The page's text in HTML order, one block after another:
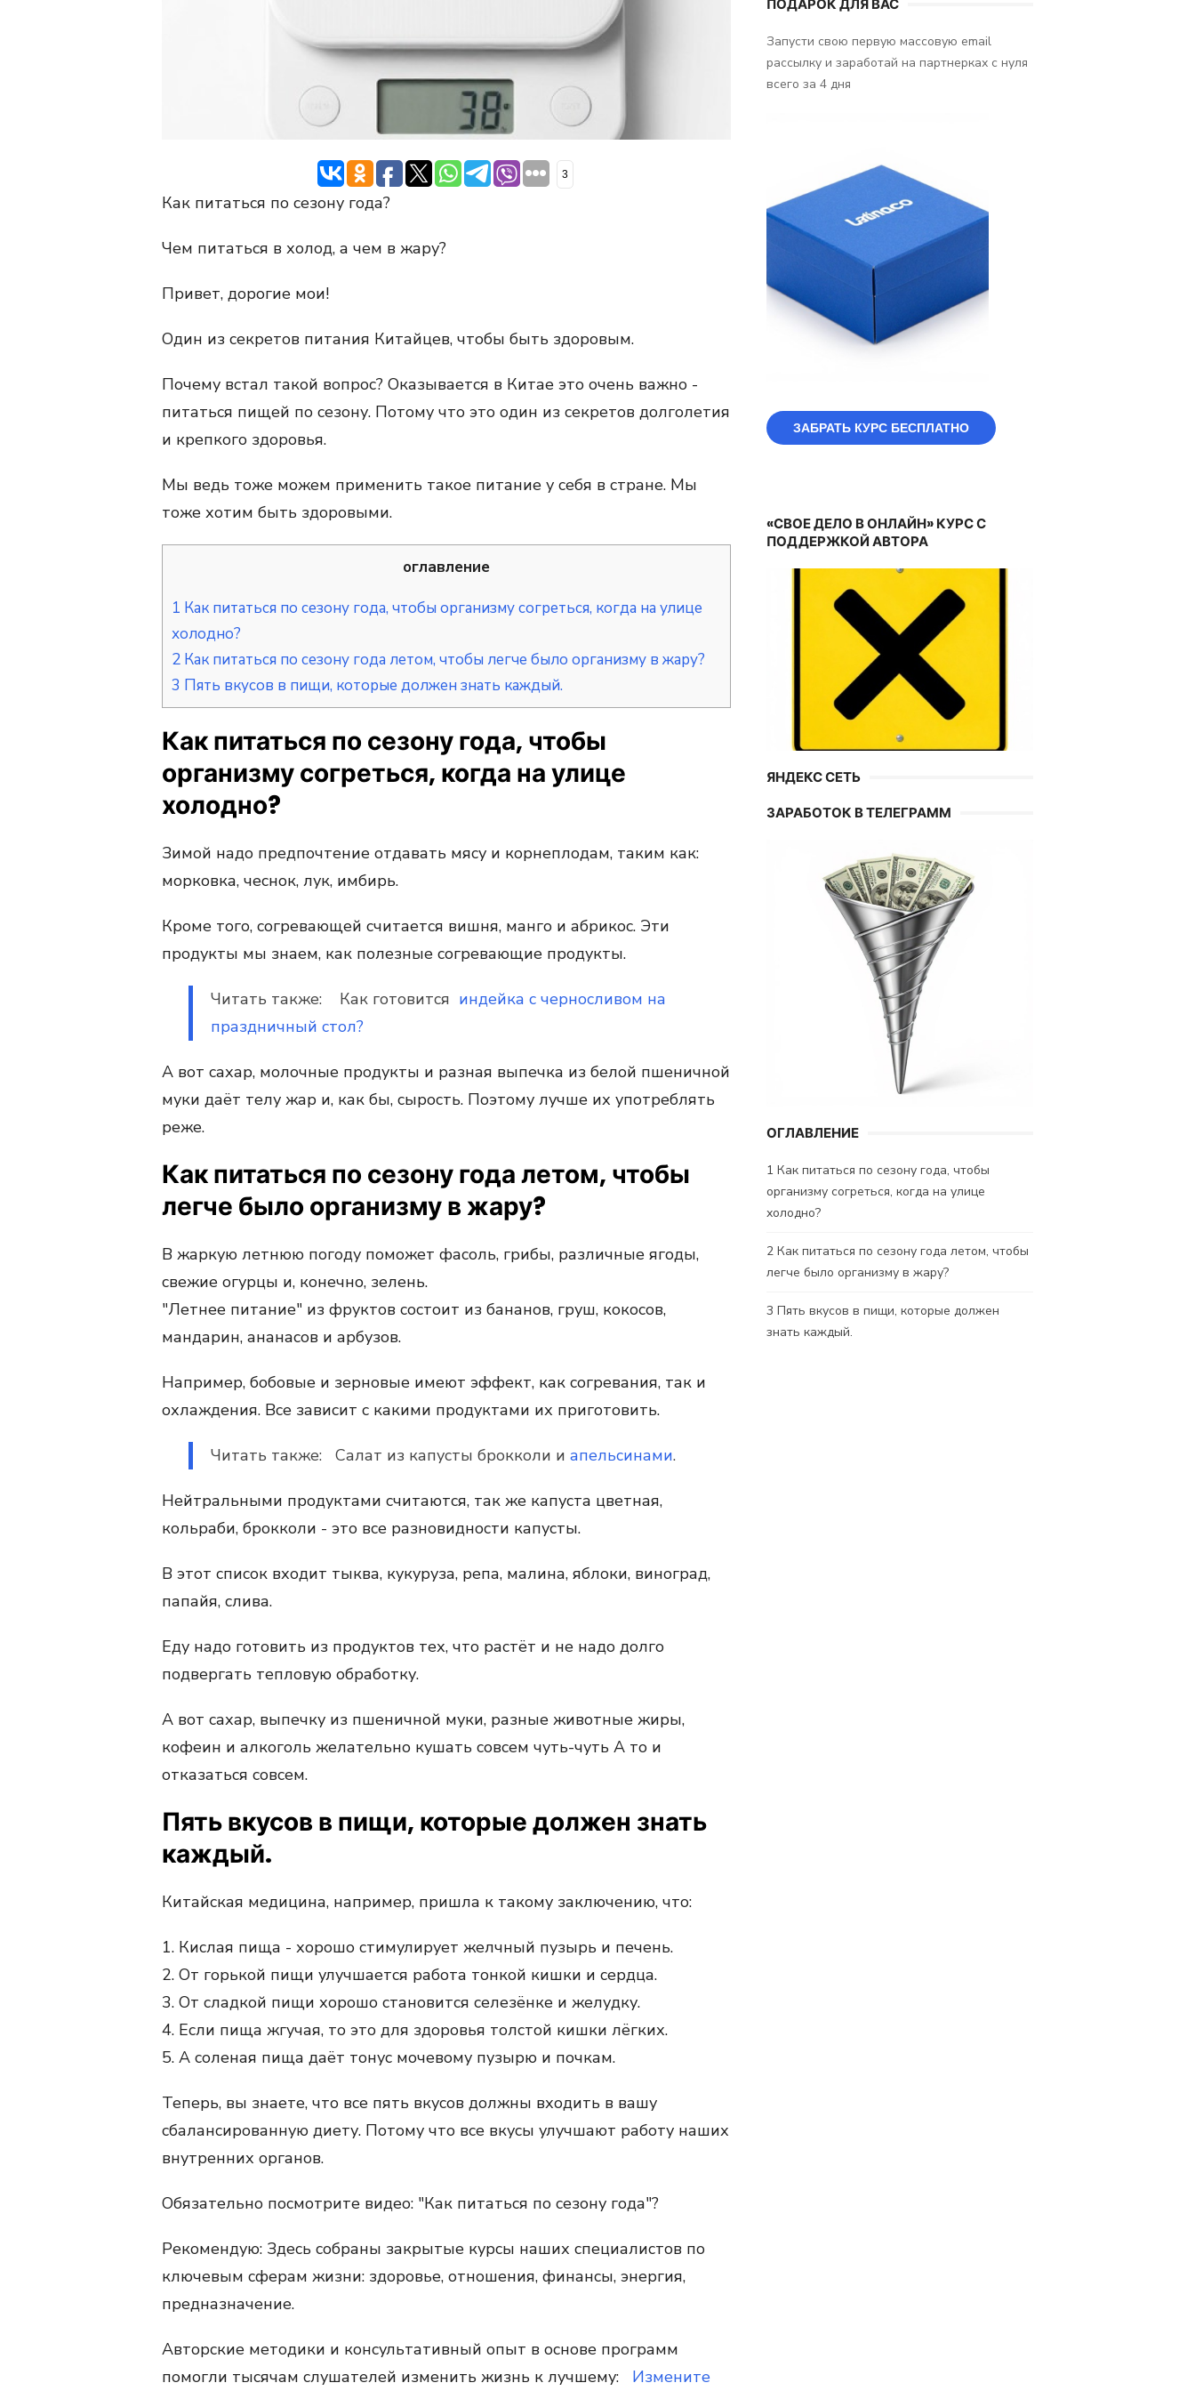
3
Как питаться по сезону года?
Чем питаться в холод, а чем в жару?
Привет, дорогие мои!
Один из секретов питания Китайцев, чтобы быть здоровым.
Почему встал такой вопрос? Оказывается в Китае это очень важно -
питаться пищей по сезону. Потому что это один из секретов долголетия
и крепкого здоровья.
Мы ведь тоже можем применить такое питание у себя в стране. Мы
тоже хотим быть здоровыми.
оглавление
1 Как питаться по сезону года, чтобы организму согреться, когда на улице
холодно?
2 Как питаться по сезону года летом, чтобы легче было организму в жару?
3 Пять вкусов в пищи, которые должен знать каждый.
Как питаться по сезону года, чтобы
организму согреться, когда на улице
холодно?
Зимой надо предпочтение отдавать мясу и корнеплодам, таким как:
морковка, чеснок, лук, имбирь.
Кроме того, согревающей считается вишня, манго и абрикос. Эти
продукты мы знаем, как полезные согревающие продукты.
Читать также: Как готовится индейка с черносливом на
праздничный стол?
А вот сахар, молочные продукты и разная выпечка из белой пшеничной
муки даёт телу жар и, как бы, сырость. Поэтому лучше их употреблять
реже.
Как питаться по сезону года летом, чтобы
легче было организму в жару?
В жаркую летнюю погоду поможет фасоль, грибы, различные ягоды,
свежие огурцы и, конечно, зелень.
"Летнее питание" из фруктов состоит из бананов, груш, кокосов,
мандарин, ананасов и арбузов.
Например, бобовые и зерновые имеют эффект, как согревания, так и
охлаждения. Все зависит с какими продуктами их приготовить.
Читать также: Салат из капусты брокколи и апельсинами.
Нейтральными продуктами считаются, так же капуста цветная,
кольраби, брокколи - это все разновидности капусты.
В этот список входит тыква, кукуруза, репа, малина, яблоки, виноград,
папайя, слива.
Еду надо готовить из продуктов тех, что растёт и не надо долго
подвергать тепловую обработку.
А вот сахар, выпечку из пшеничной муки, разные животные жиры,
кофеин и алкоголь желательно кушать совсем чуть-чуть А то и
отказаться совсем.
Пять вкусов в пищи, которые должен знать
каждый.
Китайская медицина, например, пришла к такому заключению, что:
1. Кислая пища - хорошо стимулирует желчный пузырь и печень.
2. От горькой пищи улучшается работа тонкой кишки и сердца.
3. От сладкой пищи хорошо становится селезёнке и желудку.
4. Если пища жгучая, то это для здоровья толстой кишки лёгких.
5. А соленая пища даёт тонус мочевому пузырю и почкам.
Теперь, вы знаете, что все пять вкусов должны входить в вашу
сбалансированную диету. Потому что все вкусы улучшают работу наших
внутренних органов.
Обязательно посмотрите видео: "Как питаться по сезону года"?
Рекомендую: Здесь собраны закрытые курсы наших специалистов по
ключевым сферам жизни: здоровье, отношения, финансы, энергия,
предназначение.
Авторские методики и консультативный опыт в основе программ
помогли тысячам слушателей изменить жизнь к лучшему: Измените
ПОДАРОК ДЛЯ ВАС
Запусти свою первую массовую email
рассылку и заработай на партнерках с нуля
всего за 4 дня
ЗАБРАТЬ КУРС БЕСПЛАТНО
«СВОЕ ДЕЛО В ОНЛАЙН» КУРС С
ПОДДЕРЖКОЙ АВТОРА
ЯНДЕКС СЕТЬ
ЗАРАБОТОК В ТЕЛЕГРАММ
ОГЛАВЛЕНИЕ
1 Как питаться по сезону года, чтобы
организму согреться, когда на улице
холодно?
2 Как питаться по сезону года летом, чтобы
легче было организму в жару?
3 Пять вкусов в пищи, которые должен
знать каждый.